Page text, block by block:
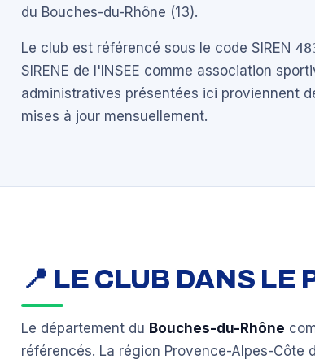
du Bouches-du-Rhône (13).
Le club est référencé sous le code SIREN
SIRENE de l'INSEE comme association
administratives présentées ici proviennent
mises à jour mensuellement.
📍 LE CLUB DANS LE
Le département du Bouches-du-Rhône
référencés. La région Provence-Alpes-Côte